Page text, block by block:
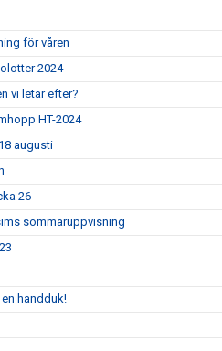
för våren
2024
vi letar efter?
HT-2024
augusti
26
sommaruppvisning
handduk!